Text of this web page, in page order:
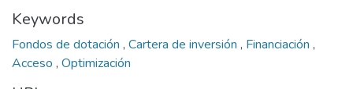
Keywords
Fondos de dotación , Cartera de inversión , Financiación ,
Acceso , Optimización